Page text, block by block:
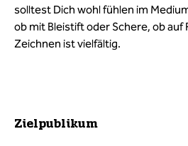
solltest Dich wohl fühlen im
ob mit Bleistift oder Schere, ob auf
Zeichnen ist vielfältig.
Zielpublikum